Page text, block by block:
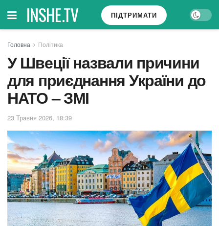
INSHE.TV ПІДТРИМАТИ
Головна Політика
У Швеції назвали причини
для приєднання України до
НАТО – ЗМІ
23 Травня 2026, 18:39